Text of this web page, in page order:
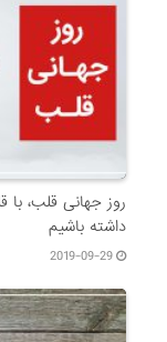
روز جهانی قلب، با
داشته باشیم
2019-09-29